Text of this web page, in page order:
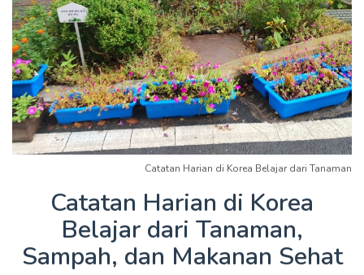
Catatan Harian di Korea Belajar dari Tanaman
Catatan Harian di Korea
Belajar dari Tanaman,
Sampah, dan Makanan Sehat